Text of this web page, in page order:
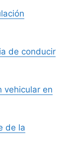
de conducir
vehicular en
de la